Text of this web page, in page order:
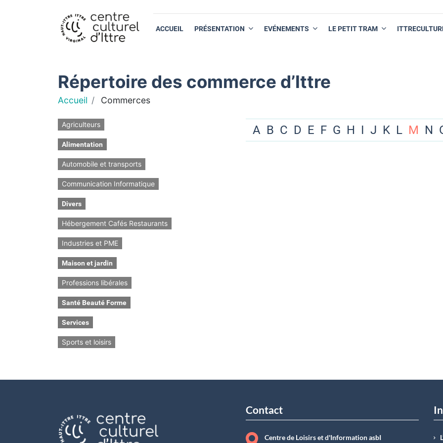
ACCUEIL PRÉSENTATION EVÉNEMENTS LE PETIT TRAM
Répertoire des commerce d’Ittre
Accueil Commerces
Agriculteurs
Alimentation
Automobile et transports
Communication Informatique
Divers
Hébergement Cafés Restaurants
Industries et PME
Maison et jardin
Professions libérales
Santé Beauté Forme
Services
Sports et loisirs
A B C D E F G H I J K L M N
Contact
Centre de Loisirs et d'Information asbI